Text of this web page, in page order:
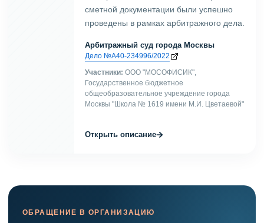
сметной документации были успешно
проведены в рамках арбитражного дела.
Арбитражный суд города Москвы
Дело №А40-234996/2022
Участники: ООО "МОСОФИСИК",
Государственное бюджетное
общеобразовательное учреждение города
Москвы "Школа № 1619 имени М.И. Цветаевой"
Открыть описание→
ОБРАЩЕНИЕ В ОРГАНИЗАЦИЮ